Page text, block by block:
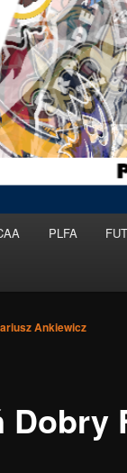
PLFA
Dobry
Ankiewicz